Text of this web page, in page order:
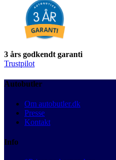
3 års godkendt garanti
Trustpilot
Autobutler
Om autobutler.dk
Presse
Kontakt
Info